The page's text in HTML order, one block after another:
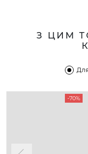
З ЦИМ
-70%